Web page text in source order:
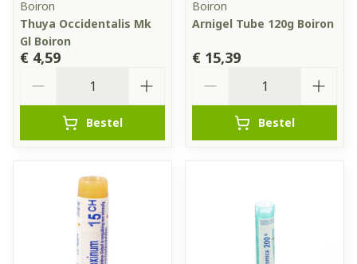
Boiron
Thuya Occidentalis Mk
Gl Boiron
€ 4,59
Bestel
Boiron
Arnigel Tube 120g Boiron
€ 15,39
Bestel